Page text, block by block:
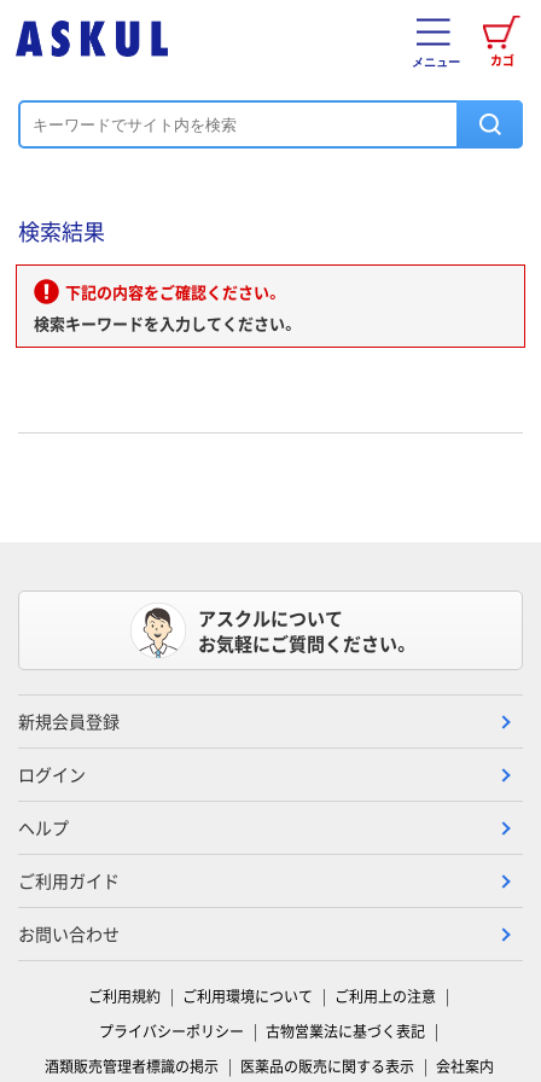
カゴ
メニュー
検索結果
下記の内容をご確認ください。
検索キーワードを入力してください。
アスクルについて
お気軽にご質問ください。
新規会員登録
ログイン
ヘルプ
ご利用ガイド
お問い合わせ
ご利用規約 ご利用環境について
ご利用上の注意
プライバシーポリシー
古物営業法に基づく表記
酒類販売管理者標識の掲示
医薬品の販売に関する表示 会社案内